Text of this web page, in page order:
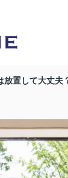
放置して大丈夫